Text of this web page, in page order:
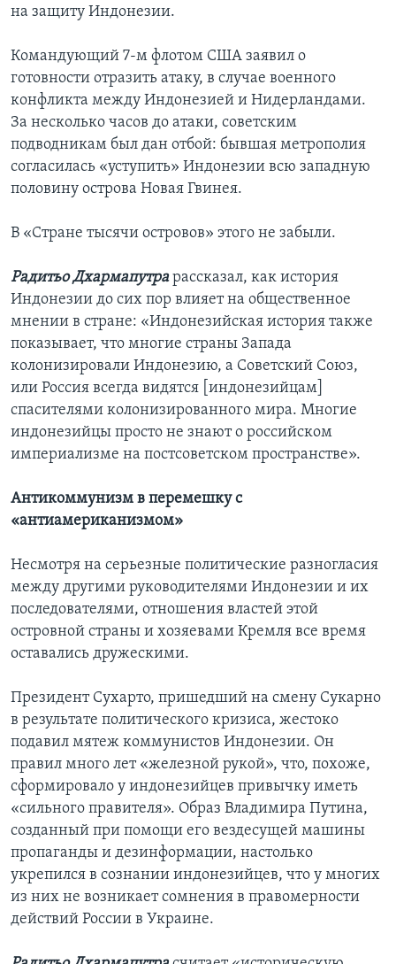
на защиту Индонезии.
Командующий 7-м флотом США заявил о
готовности отразить атаку, в случае военного
конфликта между Индонезией и Нидерландами.
За несколько часов до атаки, советским
подводникам был дан отбой: бывшая метрополия
согласилась «уступить» Индонезии всю западную
половину острова Новая Гвинея.
В «Стране тысячи островов» этого не забыли.
Радитьо Дхармапутрарассказал, как история
Индонезии до сих пор влияет на общественное
мнении в стране: «Индонезийская история также
показывает, что многие страны Запада
колонизировали Индонезию, а Советский Союз,
или Россия всегда видятся [индонезийцам]
спасителями колонизированного мира. Многие
индонезийцы просто не знают о российском
империализме на постсоветском пространстве».
Антикоммунизм в перемешку с
«антиамериканизмом»
Несмотря на серьезные политические разногласия
между другими руководителями Индонезии и их
последователями, отношения властей этой
островной страны и хозяевами Кремля все время
оставались дружескими.
Президент Сухарто, пришедший на смену Сукарно
в результате политического кризиса, жестоко
подавил мятеж коммунистов Индонезии. Он
правил много лет «железной рукой», что, похоже,
сформировало у индонезийцев привычку иметь
«сильного правителя». Образ Владимира Путина,
созданный при помощи его вездесущей машины
пропаганды и дезинформации, настолько
укрепился в сознании индонезийцев, что у многих
из них не возникает сомнения в правомерности
действий России в Украине.